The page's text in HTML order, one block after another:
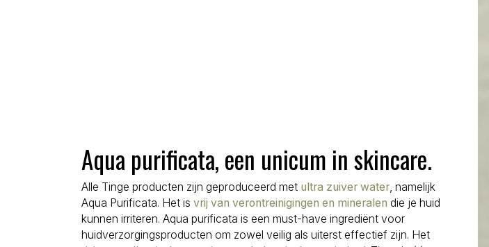
Aqua purificata, een unicum in skincare.
Alle Tinge producten zijn geproduceerd met ultra zuiver water, namelijk
Aqua Purificata. Het is vrij van verontreinigingen en mineralen die je huid
kunnen irriteren. Aqua purificata is een must-have ingrediënt voor
huidverzorgingsproducten om zowel veilig als uiterst effectief zijn. Het